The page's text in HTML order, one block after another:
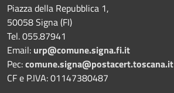
Piazza della Repubblica 1,
50058 Signa (FI)
Tel. 055.87941
Email: urp@comune.signa.fi.it
Pec:comune.signa@postacert.toscana.it
CF e P.IVA: 01147380487